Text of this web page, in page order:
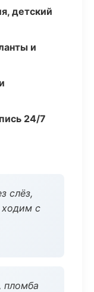
детский
и
24/7
слёз,
с
пломба